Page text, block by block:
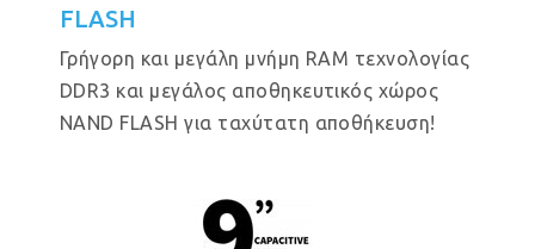
FLASH
Γρήγορη και μεγάλη μνήμη RAM τεχνολογίας
DDR3 και μεγάλος αποθηκευτικός χώρος
NAND FLASH για ταχύτατη αποθήκευση!